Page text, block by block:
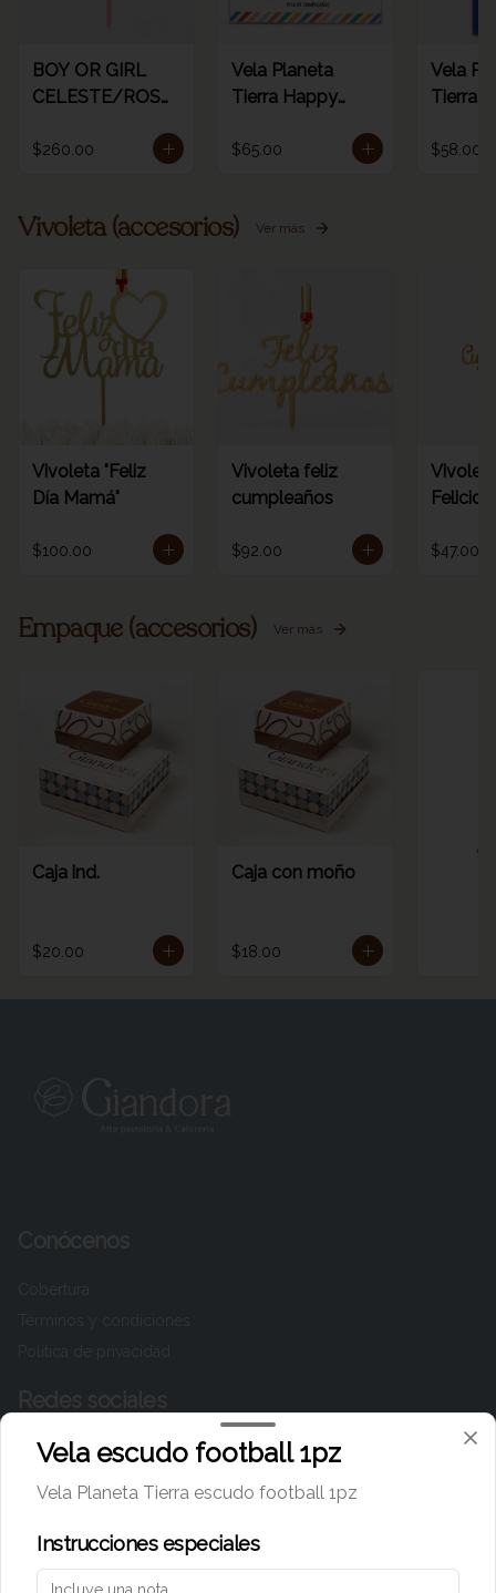
BOY OR GIRL
CELESTE/ROSA
$260.00
Vela Planeta
Tierra Happy
1pz
$65.00
Vela
Tierra
$58.00
Vivoleta (accesorios) Ver más
Vivoleta "Feliz
Día Mamá"
$100.00
Vivoleta feliz
cumpleaños
$92.00 $47.00
Empaque (accesorios) Ver más
Caja ind.
$20.00
Caja con moño
$18.00
Instagram
Mi cuenta
Vela escudo football 1pz
Vela Planeta Tierra escudo football 1pz
Instrucciones especiales